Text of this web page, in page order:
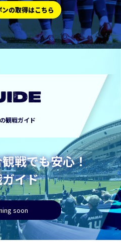
の取得はこちら
観戦ガイド
戦でも安心！
イド
soon